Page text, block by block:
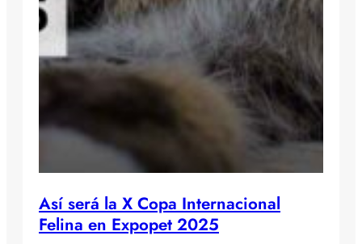
Así será la X Copa Internacional
Felina en Expopet 2025